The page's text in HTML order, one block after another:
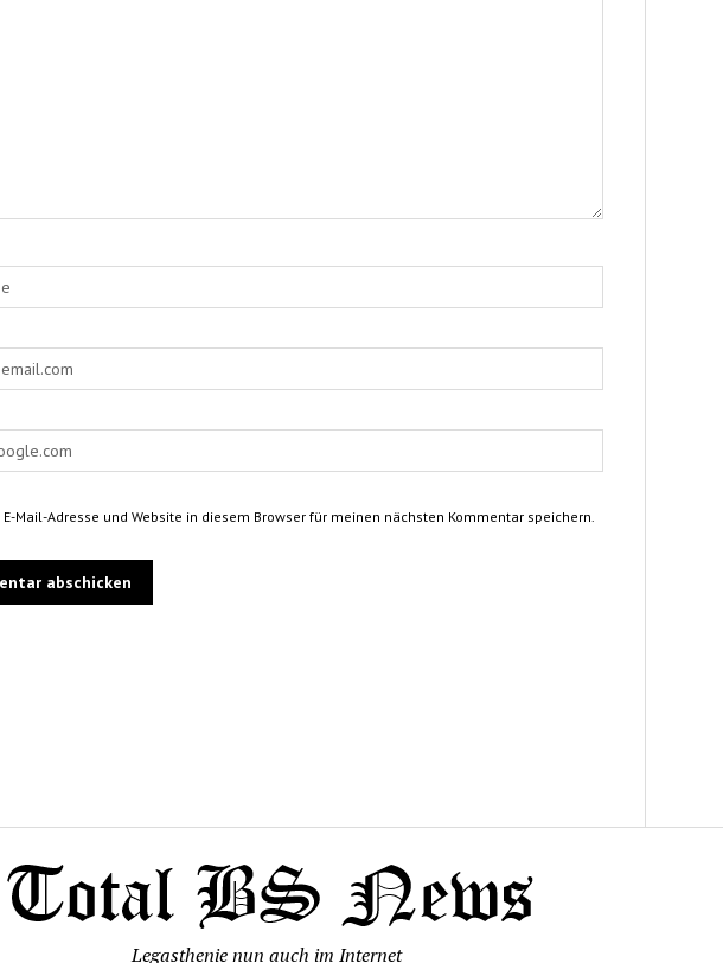
E-Mail-Adresse und Website in diesem Browser für meinen nächsten Kommentar speichern.
Legasthenie nun auch im Internet